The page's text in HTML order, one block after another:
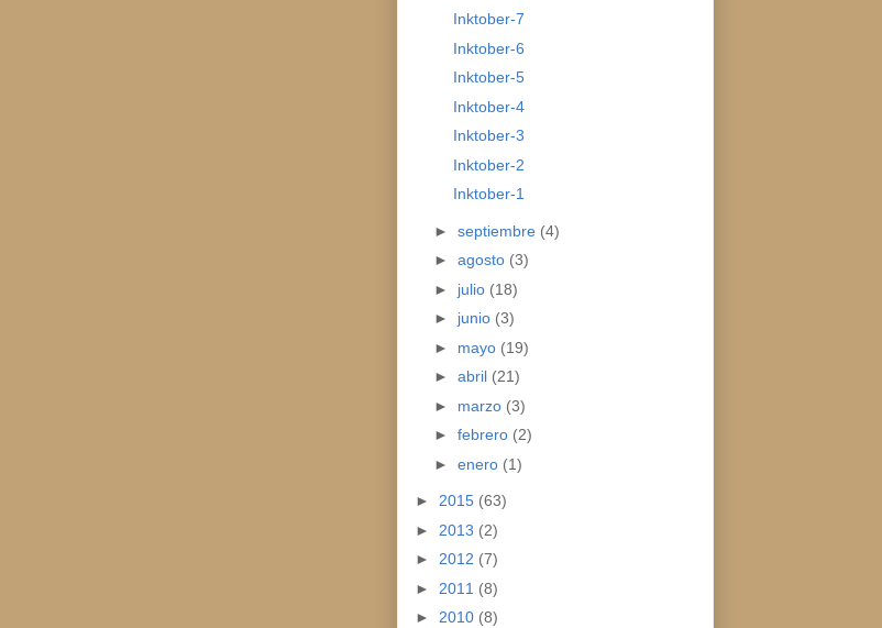
Inktober-7
Inktober-6
Inktober-5
Inktober-4
Inktober-3
Inktober-2
Inktober-1
► septiembre (4)
► agosto (3)
► julio (18)
► junio (3)
► mayo (19)
► abril (21)
► marzo (3)
► febrero (2)
► enero (1)
► 2015 (63)
► 2013 (2)
► 2012 (7)
► 2011 (8)
► 2010 (8)